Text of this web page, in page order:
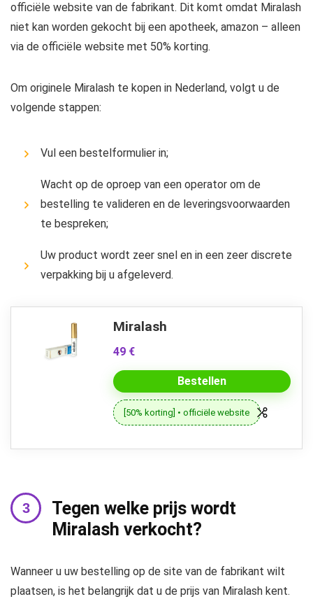
officiële website van de fabrikant. Dit komt omdat Miralash
niet kan worden gekocht bij een apotheek, amazon – alleen
via de officiële website met 50% korting.
Om originele Miralash te kopen in Nederland, volgt u de
volgende stappen:
Vul een bestelformulier in;
Wacht op de oproep van een operator om de
bestelling te valideren en de leveringsvoorwaarden
te bespreken;
Uw product wordt zeer snel en in een zeer discrete
verpakking bij u afgeleverd.
Miralash
49 €
Bestellen
[50% korting] • officiële website
Tegen welke prijs wordt
Miralash verkocht?
Wanneer u uw bestelling op de site van de fabrikant wilt
plaatsen, is het belangrijk dat u de prijs van Miralash kent.